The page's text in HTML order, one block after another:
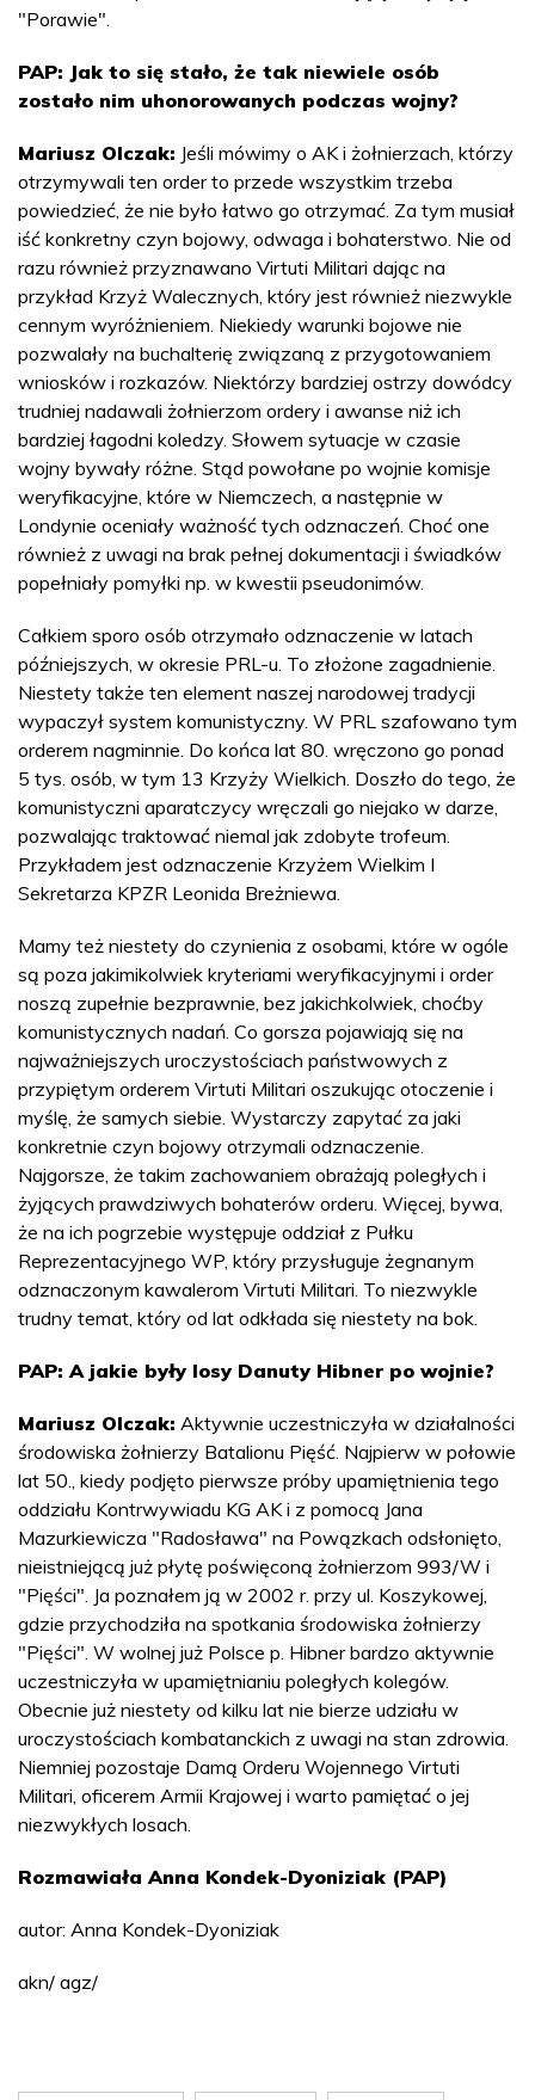
"Porawie".
PAP: Jak to się stało, że tak niewiele osób
zostało nim uhonorowanych podczas wojny?
Mariusz Olczak: Jeśli mówimy o AK i żołnierzach, którzy
otrzymywali ten order to przede wszystkim trzeba
powiedzieć, że nie było łatwo go otrzymać. Za tym musiał
iść konkretny czyn bojowy, odwaga i bohaterstwo. Nie od
razu również przyznawano Virtuti Militari dając na
przykład Krzyż Walecznych, który jest również niezwykle
cennym wyróżnieniem. Niekiedy warunki bojowe nie
pozwalały na buchalterię związaną z przygotowaniem
wniosków i rozkazów. Niektórzy bardziej ostrzy dowódcy
trudniej nadawali żołnierzom ordery i awanse niż ich
bardziej łagodni koledzy. Słowem sytuacje w czasie
wojny bywały różne. Stąd powołane po wojnie komisje
weryfikacyjne, które w Niemczech, a następnie w
Londynie oceniały ważność tych odznaczeń. Choć one
również z uwagi na brak pełnej dokumentacji i świadków
popełniały pomyłki np. w kwestii pseudonimów.
Całkiem sporo osób otrzymało odznaczenie w latach
późniejszych, w okresie PRL-u. To złożone zagadnienie.
Niestety także ten element naszej narodowej tradycji
wypaczył system komunistyczny. W PRL szafowano tym
orderem nagminnie. Do końca lat 80. wręczono go ponad
5 tys. osób, w tym 13 Krzyży Wielkich. Doszło do tego, że
komunistyczni aparatczycy wręczali go niejako w darze,
pozwalając traktować niemal jak zdobyte trofeum.
Przykładem jest odznaczenie Krzyżem Wielkim I
Sekretarza KPZR Leonida Breżniewa.
Mamy też niestety do czynienia z osobami, które w ogóle
są poza jakimikolwiek kryteriami weryfikacyjnymi i order
noszą zupełnie bezprawnie, bez jakichkolwiek, choćby
komunistycznych nadań. Co gorsza pojawiają się na
najważniejszych uroczystościach państwowych z
przypiętym orderem Virtuti Militari oszukując otoczenie i
myślę, że samych siebie. Wystarczy zapytać za jaki
konkretnie czyn bojowy otrzymali odznaczenie.
Najgorsze, że takim zachowaniem obrażają poległych i
żyjących prawdziwych bohaterów orderu. Więcej, bywa,
że na ich pogrzebie występuje oddział z Pułku
Reprezentacyjnego WP, który przysługuje żegnanym
odznaczonym kawalerom Virtuti Militari. To niezwykle
trudny temat, który od lat odkłada się niestety na bok.
PAP: A jakie były losy Danuty Hibner po wojnie?
Mariusz Olczak: Aktywnie uczestniczyła w działalności
środowiska żołnierzy Batalionu Pięść. Najpierw w połowie
lat 50., kiedy podjęto pierwsze próby upamiętnienia tego
oddziału Kontrwywiadu KG AK i z pomocą Jana
Mazurkiewicza "Radosława" na Powązkach odsłonięto,
nieistniejącą już płytę poświęconą żołnierzom 993/W i
"Pięści". Ja poznałem ją w 2002 r. przy ul. Koszykowej,
gdzie przychodziła na spotkania środowiska żołnierzy
"Pięści". W wolnej już Polsce p. Hibner bardzo aktywnie
uczestniczyła w upamiętnianiu poległych kolegów.
Obecnie już niestety od kilku lat nie bierze udziału w
uroczystościach kombatanckich z uwagi na stan zdrowia.
Niemniej pozostaje Damą Orderu Wojennego Virtuti
Militari, oficerem Armii Krajowej i warto pamiętać o jej
niezwykłych losach.
Rozmawiała Anna Kondek-Dyoniziak (PAP)
autor: Anna Kondek-Dyoniziak
akn/ agz/